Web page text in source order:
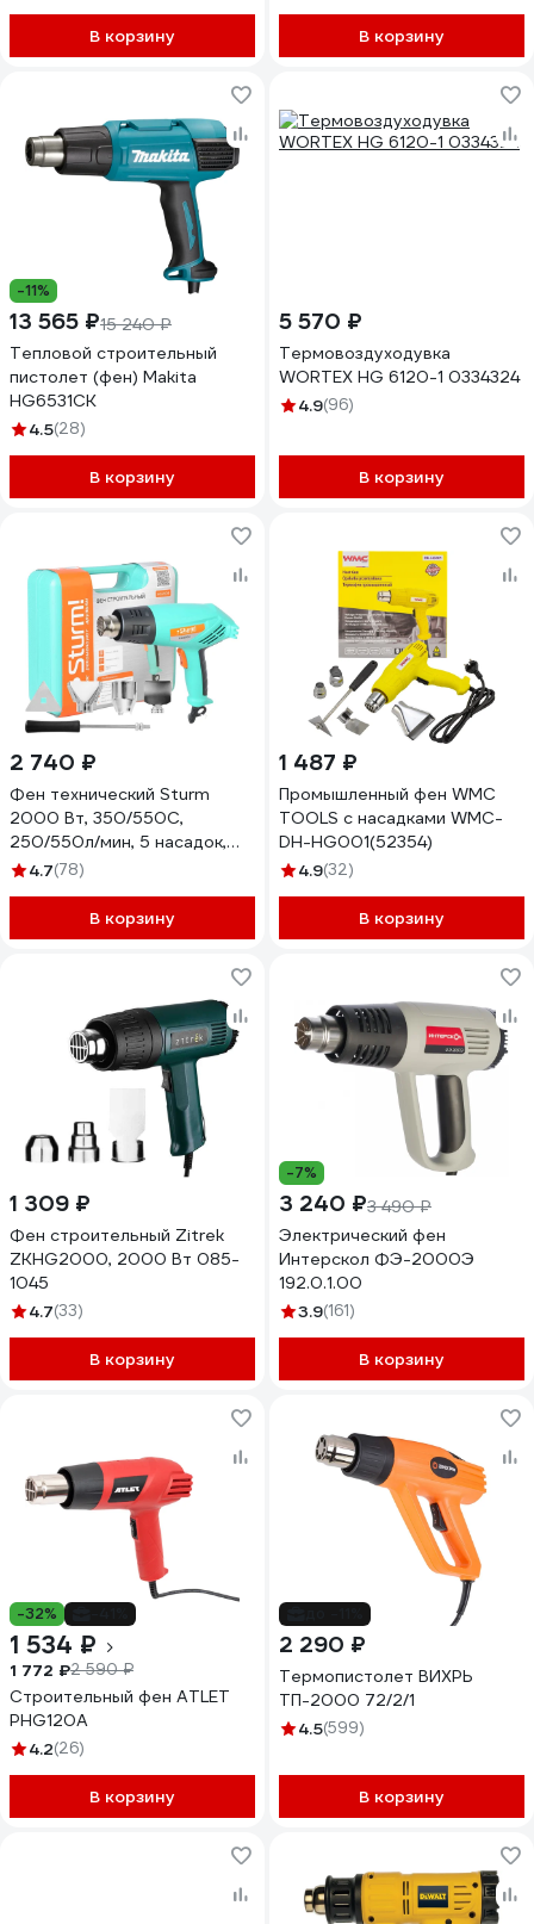
В корзину В корзину
-11%
13 565 ₽15 240 ₽
Тепловой строительный
пистолет (фен) Makita
HG6531CK
4.5(28)
В корзину
5 570 ₽
Термовоздуходувка
WORTEX HG 6120-1 0334324
4.9(96)
В корзину
2 740 ₽
Фен технический Sturm
2000 Вт, 350/550C,
250/550л/мин, 5 насадок,
кейс HG2004
4.7(78)
В корзину
1 487 ₽
Промышленный фен WMC
TOOLS с насадками WMC-
DH-HG001(52354)
4.9(32)
В корзину
1 309 ₽
Фен строительный Zitrek
ZKHG2000, 2000 Вт 085-
1045
4.7(33)
В корзину
-7%
3 240 ₽3 490 ₽
Электрический фен
Интерскол ФЭ-2000Э
192.0.1.00
3.9(161)
В корзину
-32%
1 534 ₽
1 772 ₽2 590 ₽
Строительный фен ATLET
PHG120A
4.2(26)
В корзину
2 290 ₽
Термопистолет ВИХРЬ
ТП-2000 72/2/1
4.5(599)
В корзину